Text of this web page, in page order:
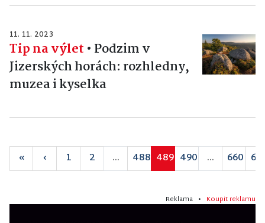
11. 11. 2023
Tip na výlet • Podzim v
Jizerských horách: rozhledny,
muzea i kyselka
« ‹ 1 2 ... 488 489 490 ... 660
Reklama • Koupit reklamu